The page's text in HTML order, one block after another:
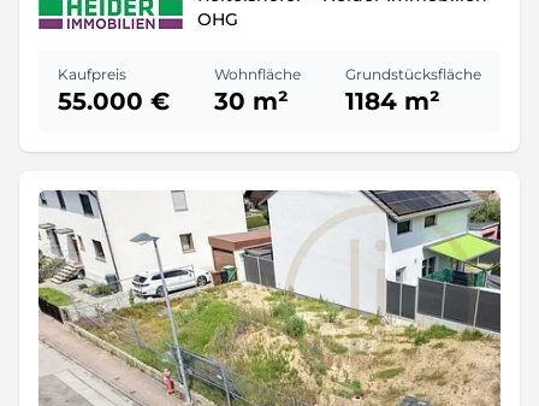
OHG
Kaufpreis
55.000 €
Wohnfläche
30 m²
Grundstücksfläche
1184 m²